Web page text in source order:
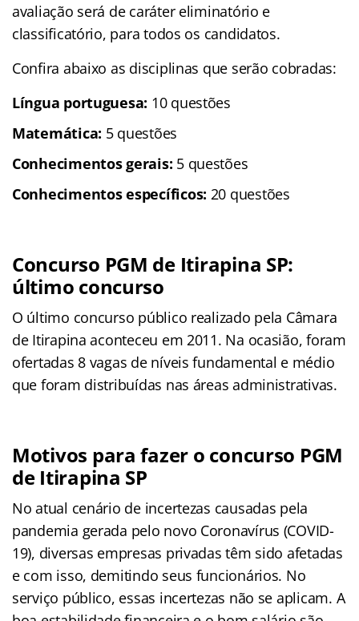
avaliação será de caráter eliminatório e
classificatório, para todos os candidatos.
Confira abaixo as disciplinas que serão cobradas:
Língua portuguesa: 10 questões
Matemática: 5 questões
Conhecimentos gerais: 5 questões
Conhecimentos específicos: 20 questões
Concurso PGM de Itirapina SP:
último concurso
O último concurso público realizado pela Câmara
de Itirapina aconteceu em 2011. Na ocasião, foram
ofertadas 8 vagas de níveis fundamental e médio
que foram distribuídas nas áreas administrativas.
Motivos para fazer o concurso PGM
de Itirapina SP
No atual cenário de incertezas causadas pela
pandemia gerada pelo novo Coronavírus (COVID-
19), diversas empresas privadas têm sido afetadas
e com isso, demitindo seus funcionários. No
serviço público, essas incertezas não se aplicam. A